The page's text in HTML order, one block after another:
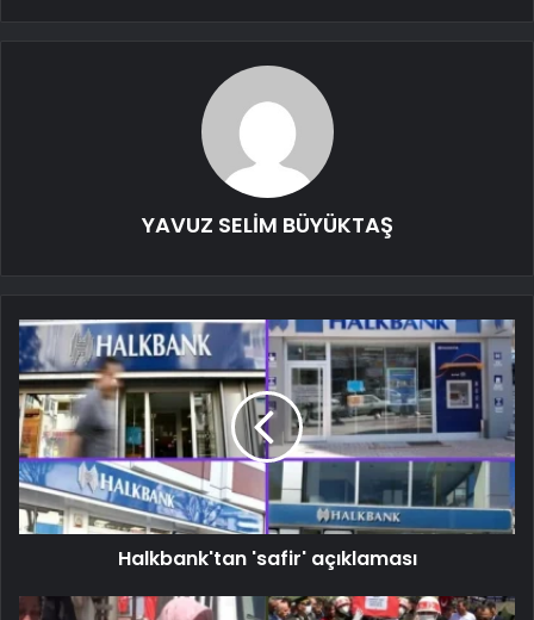
YAVUZ SELİM BÜYÜKTAŞ
Halkbank'tan 'safir' açıklaması